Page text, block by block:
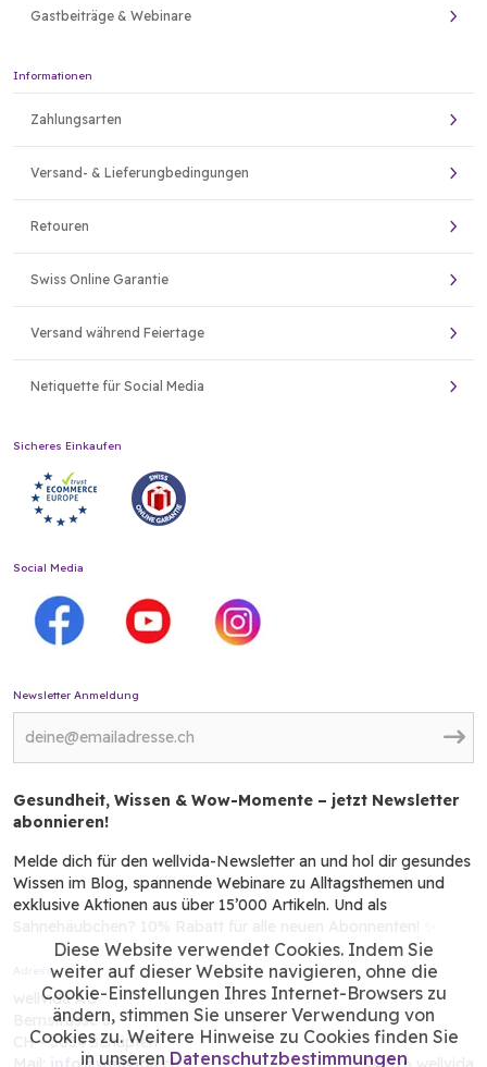
Diese Website verwendet Cookies. Indem Sie
weiter auf dieser Website navigieren, ohne die
Cookie-Einstellungen Ihres Internet-Browsers zu
ändern, stimmen Sie unserer Verwendung von
Cookies zu. Weitere Hinweise zu Cookies finden Sie
in unseren Datenschutzbestimmungen
Gastbeiträge & Webinare
Informationen
Zahlungsarten
Versand- & Lieferungbedingungen
Retouren
Swiss Online Garantie
Versand während Feiertage
Netiquette für Social Media
Sicheres Einkaufen
Social Media
Newsletter Anmeldung
Gesundheit, Wissen & Wow-Momente – jetzt Newsletter
abonnieren!
Melde dich für den wellvida-Newsletter an und hol dir gesundes
Wissen im Blog, spannende Webinare zu Alltagsthemen und
exklusive Aktionen aus über 15’000 Artikeln. Und als
Adresse
wellvida AG
Bernstrasse 3
CH - 3054 Schüpfen